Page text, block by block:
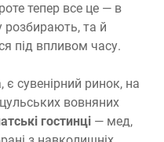
тепер все це — в
розбирають, та й
під впливом часу.
є сувенірний ринок, на
вовняних
гостинці — мед,